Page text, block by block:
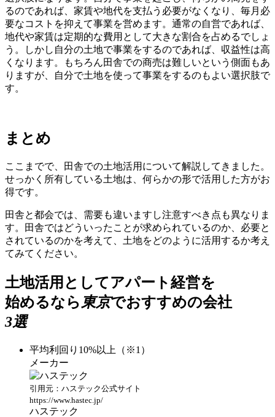
るのであれば、家賃や地代を支払う必要がなくなり、毎月必
要なコストを抑えて事業を営めます。通常の自営であれば、
地代や家賃は定期的な費用として大きな割合を占めるでしょ
う。しかし自分の土地で事業をするのであれば、収益性は高
くなります。もちろん田舎での商売は難しいという側面もあ
りますが、自分で土地を使って事業をするのもよい選択肢で
す。
まとめ
ここまでで、田舎での土地活用について解説してきました。
せっかく所有している土地は、何らかの形で活用した方がお
得です。
田舎と都会では、需要も違いますし注意すべき点も異なりま
す。田舎ではどういったことが求められているのか、必要と
されているのかを考えて、土地をどのように活用するか考え
てみてください。
土地活用としてアパート経営を
始めるなら東京でおすすめの会社
3選
平均利回り10%以上（※1）
メーカー
引用元：ハステック公式サイト
https://www.hastec.jp/
ハステック